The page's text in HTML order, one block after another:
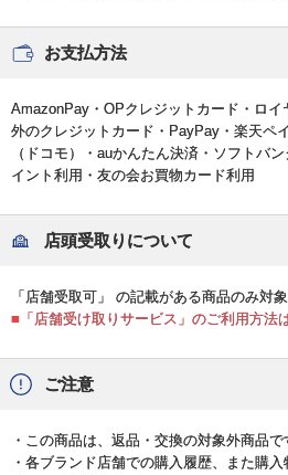
お支払方法
AmazonPay・OPクレジットカード・ロ
外のクレジットカード・PayPay・楽天ペ
（ドコモ）・auかんたん決済・ソフトバ
イント利用・友の会お買物カード利用
店頭受取りについて
「店舗受取可」 の記載がある商品のみ対象
■「店舗受け取りサービス」のご利用方法
ご注意
・この商品は、返品・交換の対象外商品で
・各ブランド店舗での購入履歴、また購